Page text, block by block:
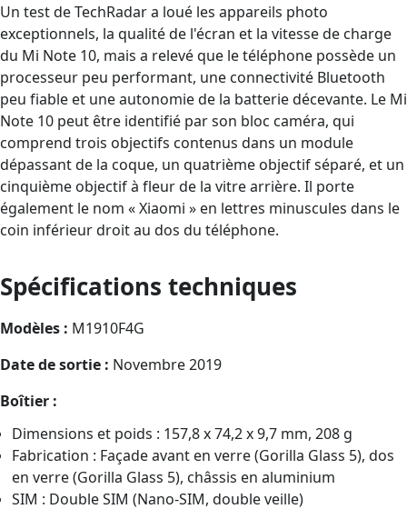
Un test de TechRadar a loué les appareils photo
exceptionnels, la qualité de l'écran et la vitesse de charge
du Mi Note 10, mais a relevé que le téléphone possède un
processeur peu performant, une connectivité Bluetooth
peu fiable et une autonomie de la batterie décevante. Le Mi
Note 10 peut être identifié par son bloc caméra, qui
comprend trois objectifs contenus dans un module
dépassant de la coque, un quatrième objectif séparé, et un
cinquième objectif à fleur de la vitre arrière. Il porte
également le nom « Xiaomi » en lettres minuscules dans le
coin inférieur droit au dos du téléphone.
Spécifications techniques
Modèles : M1910F4G
Date de sortie : Novembre 2019
Boîtier :
Dimensions et poids : 157,8 x 74,2 x 9,7 mm, 208 g
Fabrication : Façade avant en verre (Gorilla Glass 5), dos
en verre (Gorilla Glass 5), châssis en aluminium
SIM : Double SIM (Nano-SIM, double veille)